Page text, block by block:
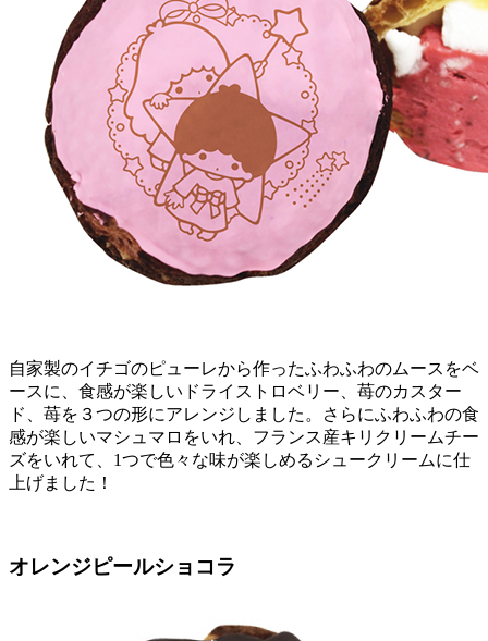
自家製のイチゴのピューレから作ったふわふわのムースをベ
ースに、食感が楽しいドライストロベリー、苺のカスター
ド、苺を３つの形にアレンジしました。さらにふわふわの食
感が楽しいマシュマロをいれ、フランス産キリクリームチー
ズをいれて、1つで色々な味が楽しめるシュークリームに仕
上げました！
オレンジピールショコラ